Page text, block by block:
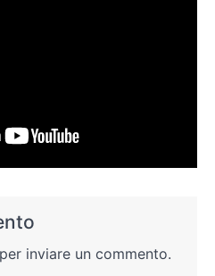
per inviare un commento.